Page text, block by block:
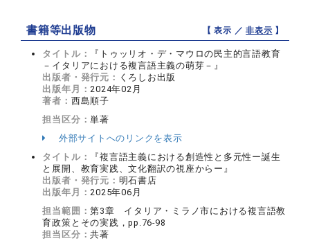
書籍等出版物 【 表示 ／非表示 】
タイトル：
『トゥッリオ・デ・マウロの民主的言語教育
－イタリアにおける複言語主義の萌芽－』
出版者・発行元： くろしお出版
出版年月： 2024年02月
著者： 西島順子
担当区分：単著
外部サイトへのリンクを表示
タイトル：
『複言語主義における創造性と多元性ー誕生
と展開、教育実践、文化翻訳の視座からー』
出版者・発行元： 明石書店
出版年月： 2025年06月
担当範囲：第3章 イタリア・ミラノ市における複言語教
育政策とその実践，pp.76-98
担当区分：共著